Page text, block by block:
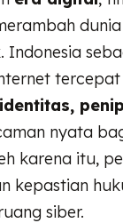
Indonesia
tercepat
nyata
karena itu,
kepastian
siber.